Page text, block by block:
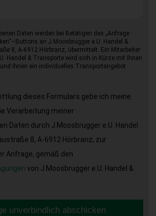
Daten werden bei Betätigen des „Anfrage
an J.Moosbrugger e.U. Handel &
8, A-6912 Hörbranz, übermittelt. Ein Mitarbeiter
Handel & Transporte wird sich in Kürze mit Ihnen
Ihnen ein individuelles Transportangebot
dieses Formulars gebe ich meine
Verarbeitung meiner
Daten durch J.Moosbrugger e.U. Handel
8, A-6912 Hörbranz, zur
Anfrage, gemäß den
von J.Moosbrugger e.U. Handel &
unverbindlich abschicken